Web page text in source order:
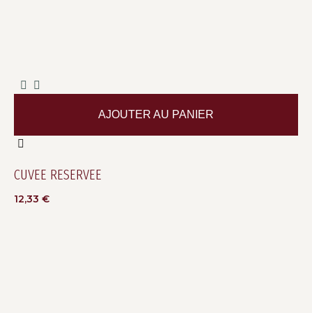
CUVEE RESERVEE
12,33 €
AJOUTER AU PANIER